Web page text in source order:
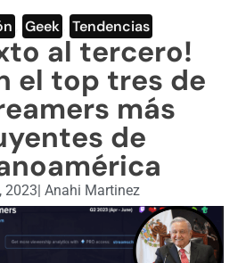
SECTION
VIDEOS
Geek Tendencias
al tercero!
el top tres de
más
de
2023| Anahi Martinez